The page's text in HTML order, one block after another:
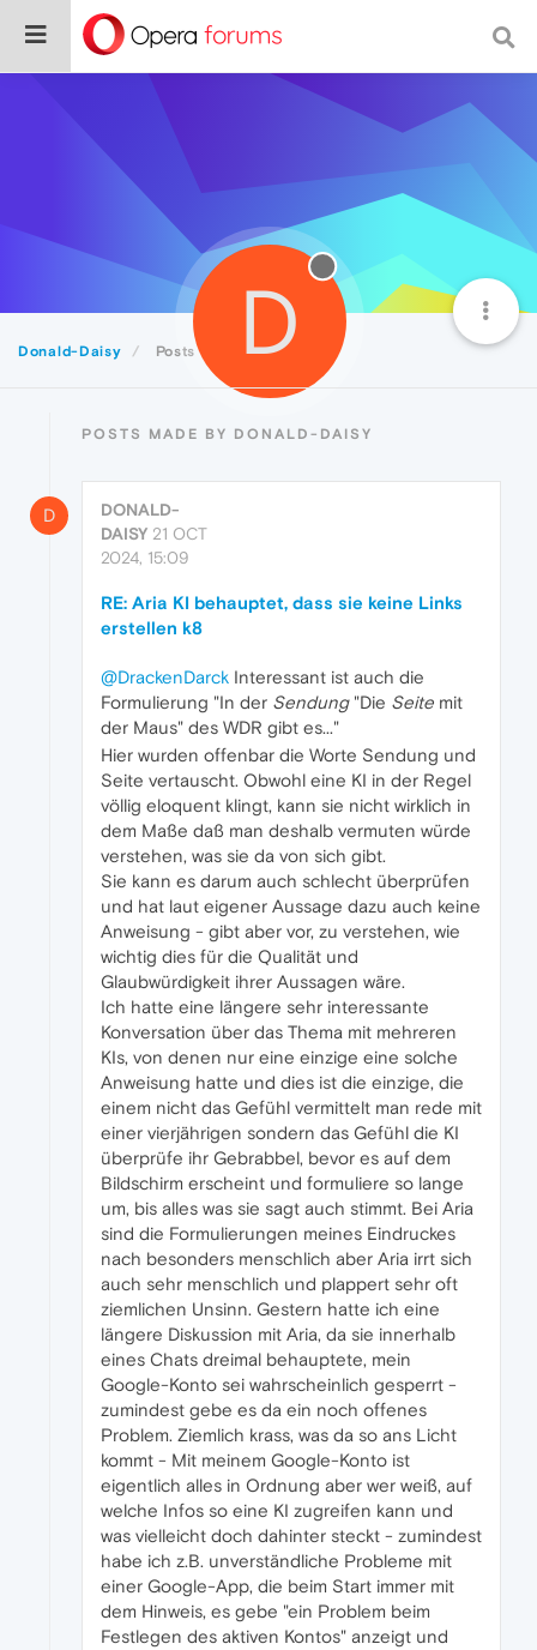
Donald-Daisy Posts D
POSTS MADE BY DONALD-DAISY
D
DONALD-
DAISY 21 OCT
2024, 15:09
RE: Aria KI behauptet, dass sie keine Links
erstellen k8
@DrackenDarck Interessant ist auch die
Formulierung "In der Sendung"Die Seite mit
der Maus" des WDR gibt es..."
Hier wurden offenbar die Worte Sendung und
Seite vertauscht. Obwohl eine KI in der Regel
völlig eloquent klingt, kann sie nicht wirklich in
dem Maße daß man deshalb vermuten würde
verstehen, was sie da von sich gibt.
Sie kann es darum auch schlecht überprüfen
und hat laut eigener Aussage dazu auch keine
Anweisung - gibt aber vor, zu verstehen, wie
wichtig dies für die Qualität und
Glaubwürdigkeit ihrer Aussagen wäre.
Ich hatte eine längere sehr interessante
Konversation über das Thema mit mehreren
KIs, von denen nur eine einzige eine solche
Anweisung hatte und dies ist die einzige, die
einem nicht das Gefühl vermittelt man rede mit
einer vierjährigen sondern das Gefühl die KI
überprüfe ihr Gebrabbel, bevor es auf dem
Bildschirm erscheint und formuliere so lange
um, bis alles was sie sagt auch stimmt. Bei Aria
sind die Formulierungen meines Eindruckes
nach besonders menschlich aber Aria irrt sich
auch sehr menschlich und plappert sehr oft
ziemlichen Unsinn. Gestern hatte ich eine
längere Diskussion mit Aria, da sie innerhalb
eines Chats dreimal behauptete, mein
Google-Konto sei wahrscheinlich gesperrt -
zumindest gebe es da ein noch offenes
Problem. Ziemlich krass, was da so ans Licht
kommt - Mit meinem Google-Konto ist
eigentlich alles in Ordnung aber wer weiß, auf
welche Infos so eine KI zugreifen kann und
was vielleicht doch dahinter steckt - zumindest
habe ich z.B. unverständliche Probleme mit
einer Google-App, die beim Start immer mit
dem Hinweis, es gebe "ein Problem beim
Festlegen des aktiven Kontos" anzeigt und